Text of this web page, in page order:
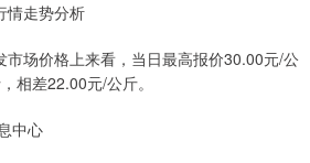
情走势分析
市场价格上来看，当日最高报价30.00元/公
相差22.00元/公斤。
中心